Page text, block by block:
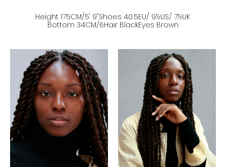
Height 175CM/5' 9''Shoes 40.5EU/ 9½US/ 7½UK
Bottom 34CM/6Hair BlackEyes Brown